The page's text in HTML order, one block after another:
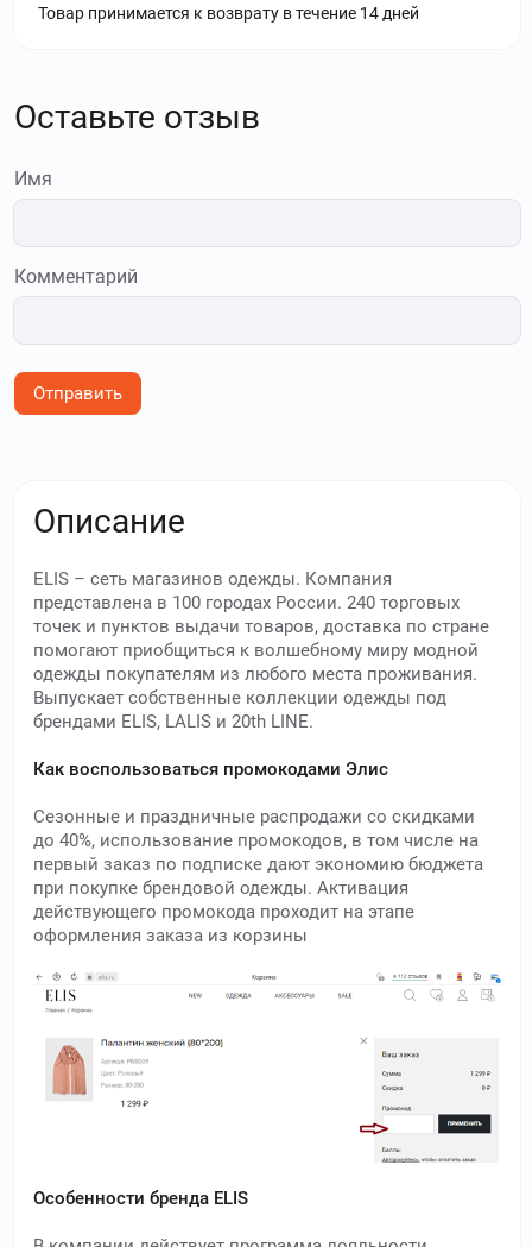
Товар принимается к возврату в течение 14 дней
Оставьте отзыв
Имя
Комментарий
Отправить
Описание
ELIS – сеть магазинов одежды. Компания
представлена в 100 городах России. 240 торговых
точек и пунктов выдачи товаров, доставка по стране
помогают приобщиться к волшебному миру модной
одежды покупателям из любого места проживания.
Выпускает собственные коллекции одежды под
брендами ELIS, LALIS и 20th LINE.
Как воспользоваться промокодами Элис
Сезонные и праздничные распродажи со скидками
до 40%, использование промокодов, в том числе на
первый заказ по подписке дают экономию бюджета
при покупке брендовой одежды. Активация
действующего промокода проходит на этапе
оформления заказа из корзины
Особенности бренда ELIS